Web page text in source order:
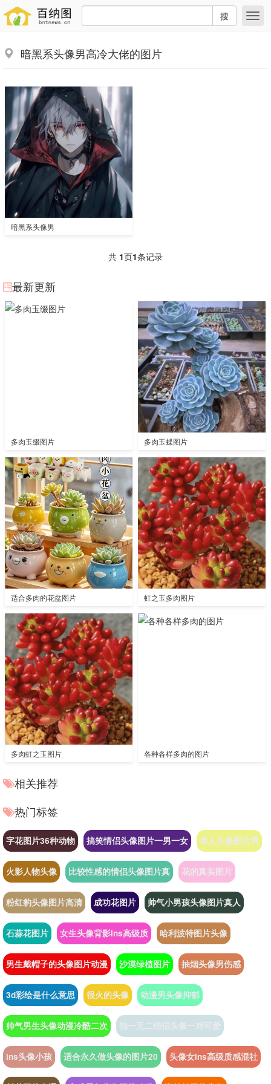
搜
暗黑系头像男高冷大佬的图片
暗黑系头像男
共 1页1条记录
最新更新
多肉玉缀图片 多肉玉蝶图片
适合多肉的花盆图片 虹之玉多肉图片
多肉虹之玉图片 各种各样多肉的图片
相关推荐
热门标签
字花图片36种动物 搞笑情侣头像图片一男一女 单人头像图片男
火影人物头像 比较性感的情侣头像图片真 花的真实图片
粉红豹头像图片高清 成功花图片 帅气小男孩头像图片真人
石蒜花图片 女生头像背影ins高级质 哈利波特图片头像
男生戴帽子的头像图片动漫 沙漠绿植图片 抽烟头像男伤感
3d彩绘是什么意思 很火的头像 动漫男头像抑郁
帅气男生头像动漫冷酷二次 独一无二情侣头像一对可爱
ins头像小孩 适合永久做头像的图片20 头像女ins高级质感混社